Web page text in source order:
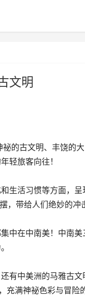
文明
的古文明、丰饶的
轻旅客向往！
生活习惯等方面，
带给人们绝妙的冲
中在中南美！中南
有中美洲的马雅古
满神祕色彩与冒险